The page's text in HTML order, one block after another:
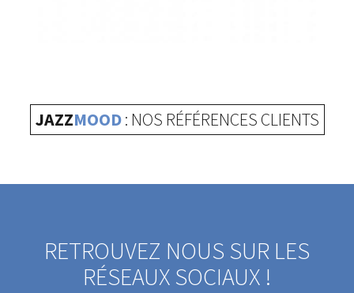
JAZZMOOD: NOS RÉFÉRENCES CLIENTS
RETROUVEZ NOUS SUR LES
RÉSEAUX SOCIAUX !